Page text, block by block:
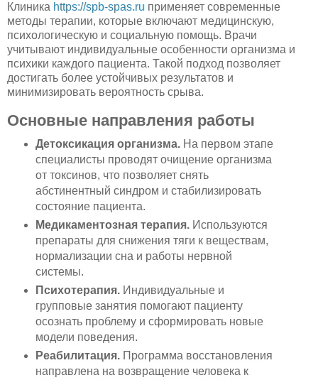
Клиника https://spb-spas.ru применяет современные
методы терапии, которые включают медицинскую,
психологическую и социальную помощь. Врачи
учитывают индивидуальные особенности организма и
психики каждого пациента. Такой подход позволяет
достигать более устойчивых результатов и
минимизировать вероятность срыва.
Основные направления работы
Детоксикация организма.На первом этапе
специалисты проводят очищение организма
от токсинов, что позволяет снять
абстинентный синдром и стабилизировать
состояние пациента.
Медикаментозная терапия.Используются
препараты для снижения тяги к веществам,
нормализации сна и работы нервной
системы.
Психотерапия.Индивидуальные и
групповые занятия помогают пациенту
осознать проблему и сформировать новые
модели поведения.
Реабилитация.Программа восстановления
направлена на возвращение человека к